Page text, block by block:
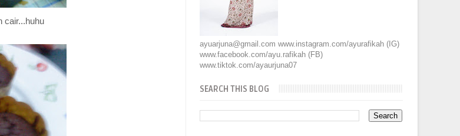
cair...huhu
ayuarjuna@gmail.com www.instagram.com/ayurafikah (IG)
www.facebook.com/ayu.rafikah (FB)
www.tiktok.com/ayaurjuna07
SEARCH THIS BLOG